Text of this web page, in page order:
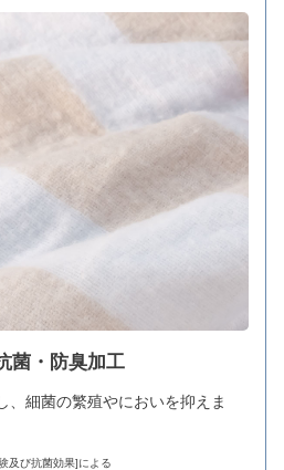
菌・防臭加工
、細菌の繁殖やにおいを抑えま
及び抗菌効果]による